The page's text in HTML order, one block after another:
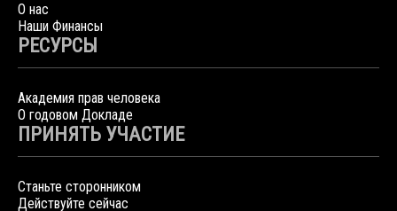
О нас
Наши Финансы
РЕСУРСЫ
Академия прав человека
О годовом Докладе
ПРИНЯТЬ УЧАСТИЕ
Станьте сторонником
Действуйте сейчас